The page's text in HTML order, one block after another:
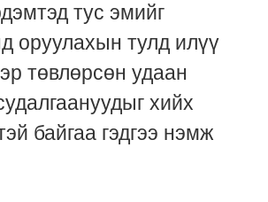
тус эмийг
оруулахын тулд илүү
төвлөрсөн удаан
хийх
байгаа гэдгээ нэмж